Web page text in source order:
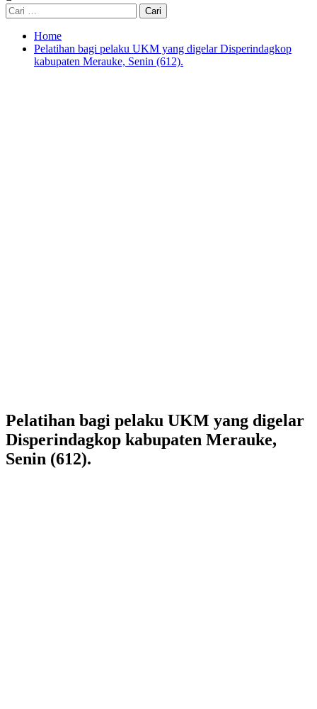
Cari
untuk:
Home
Pelatihan bagi pelaku UKM yang digelar Disperindagkop
kabupaten Merauke, Senin (612).
Pelatihan bagi pelaku UKM yang digelar
Disperindagkop kabupaten Merauke,
Senin (612).